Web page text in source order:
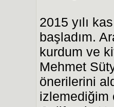
2015 yılı
başladım.
kurdum ve
Mehmet
önerilerini
izlemediğim